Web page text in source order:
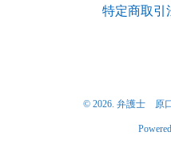
特定商取引
© 2026. 弁護士 原口